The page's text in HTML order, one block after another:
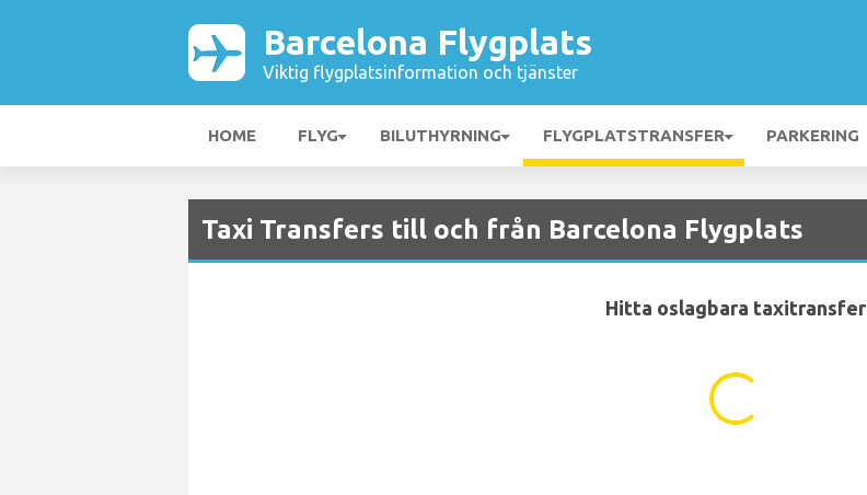
Barcelona Flygplats
Viktig flygplatsinformation och tjänster
HOME FLYG BILUTHYRNING FLYGPLATSTRANSFER PARKERING
Taxi Transfers till och från Barcelona Flygplats
Hitta oslagbara taxitransfer
...